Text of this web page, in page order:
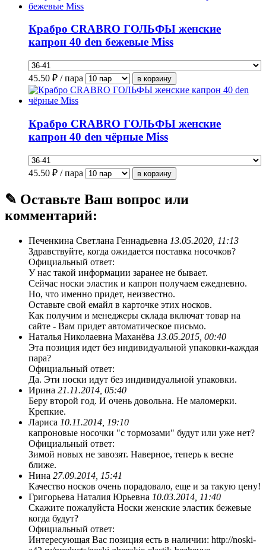
Крабро CRABRO ГОЛЬФЫ женские
капрон 40 den бежевые Miss
45.50 ₽ / пара
Крабро CRABRO ГОЛЬФЫ женские
капрон 40 den чёрные Miss
45.50 ₽ / пара
✎ Оставьте Ваш вопрос или
комментарий:
Печенкина Светлана Геннадьевна 13.05.2020, 11:13
Здравствуйте, когда ожидается поставка носочков?
Официальный ответ:
У нас такой информации заранее не бывает.
Сейчас носки эластик и капрон получаем ежедневно.
Но, что именно придет, неизвестно.
Оставьте свой емайл в карточке этих носков.
Как получим и менеджеры склада включат товар на
сайте - Вам придет автоматическое письмо.
Наталья Николаевна Маханёва 13.05.2015, 00:40
Эта позиция идет без индивидуальной упаковки-каждая
пара?
Официальный ответ:
Да. Эти носки идут без индивидуальной упаковки.
Ирина 21.11.2014, 05:40
Беру второй год. И очень довольна. Не маломерки.
Крепкие.
Лариса 10.11.2014, 19:10
капроновые носочки "с тормозами" будут или уже нет?
Официальный ответ:
Зимой новых не завозят. Наверное, теперь к весне
ближе.
Нина 27.09.2014, 15:41
Качество носков очень порадовало, еще и за такую цену!
Григорьева Наталия Юрьевна 10.03.2014, 11:40
Скажите пожалуйста Носки женские эластик бежевые
когда будут?
Официальный ответ:
Интересующая Вас позиция есть в наличии: http://noski-